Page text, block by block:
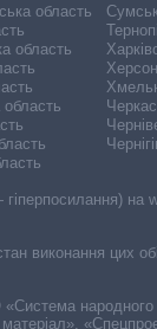
область
область
область
виконання цих